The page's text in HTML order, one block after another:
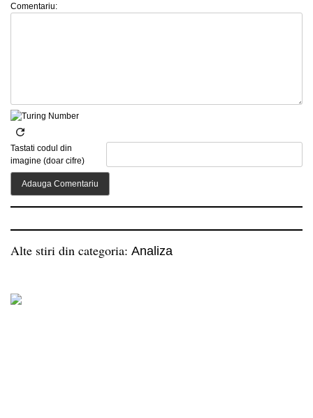
Comentariu:
Tastati codul din
imagine (doar cifre)
Alte stiri din categoria: Analiza